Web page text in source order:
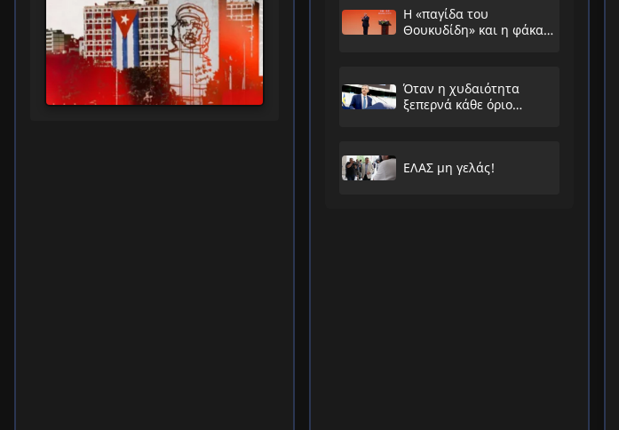
Η «παγίδα του
Θουκυδίδη» και η φάκα
Όταν η χυδαιότητα
ξεπερνά κάθε όριο…
ΕΛΑΣ μη γελάς!